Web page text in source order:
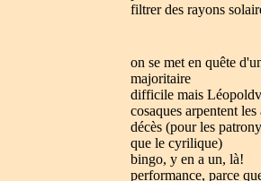
filtrer des rayons
on se met en quête
majoritaire
difficile mais
cosaques arpentent
décès (pour les
que le cyrilique)
bingo, y en a un, là!
performance, parce